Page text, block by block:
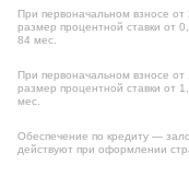
При первоначальном взносе
размер процентной ставки от
84 мес.
При первоначальном взносе
размер процентной ставки от
мес.
Обеспечение по кредиту —
действуют при оформлении